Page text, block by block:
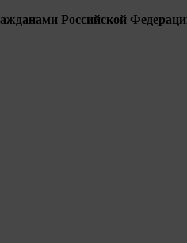
Российской